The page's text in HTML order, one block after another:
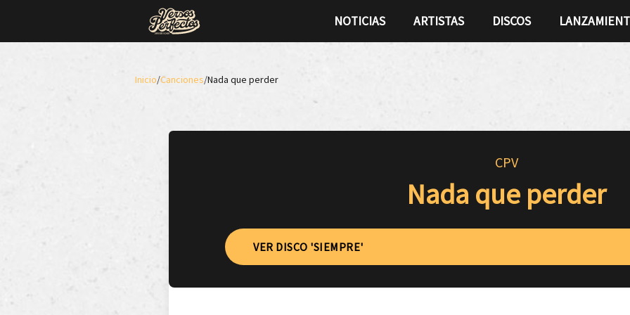
NOTICIAS ARTISTAS DISCOS
Inicio/Canciones/Nada que perder
CPV
Nada que perder
VER DISCO 'SIEMPRE'